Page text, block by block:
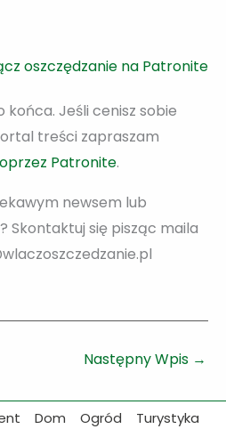
końca. Jeśli cenisz sobie
treści zapraszam
Patronite.
newsem lub
się pisząc maila
Następny Wpis →
Dom Ogród
Turystyka